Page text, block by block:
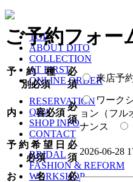
TOP
ABOUT DITO
COLLECTION
AT FIRST
ONLINE ORDER
RESERVATION
Q&A
SHOP INFO
CONTACT
BRIDAL
FASHION & REFORM
WORKSHOP
ご予約フォー
予 約 種
別必須
必
須
来店予
内 容必須
必
須
ワーク
ョン（フル
ナンス
予 約 希 望 日
必須
必
須
2026-06-28
お 名 必